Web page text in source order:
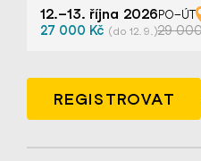
12.–13. října 2026 PO–ÚT
27 000 Kč (do 12. 9.)29
REGISTROVAT